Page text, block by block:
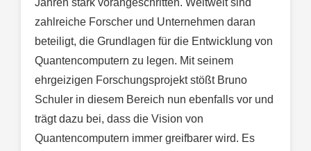
Jahren stark vorangeschritten. Weltweit sind
zahlreiche Forscher und Unternehmen daran
beteiligt, die Grundlagen für die Entwicklung von
Quantencomputern zu legen. Mit seinem
ehrgeizigen Forschungsprojekt stößt Bruno
Schuler in diesem Bereich nun ebenfalls vor und
trägt dazu bei, dass die Vision von
Quantencomputern immer greifbarer wird. Es